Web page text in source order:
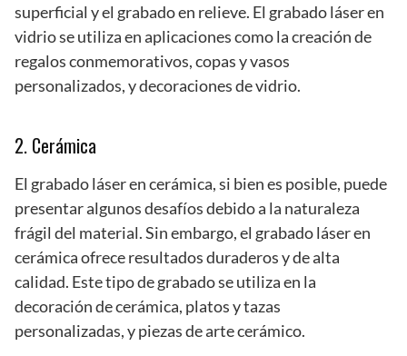
superficial y el grabado en relieve. El grabado láser en
vidrio se utiliza en aplicaciones como la creación de
regalos conmemorativos, copas y vasos
personalizados, y decoraciones de vidrio.
2. Cerámica
El grabado láser en cerámica, si bien es posible, puede
presentar algunos desafíos debido a la naturaleza
frágil del material. Sin embargo, el grabado láser en
cerámica ofrece resultados duraderos y de alta
calidad. Este tipo de grabado se utiliza en la
decoración de cerámica, platos y tazas
personalizadas, y piezas de arte cerámico.